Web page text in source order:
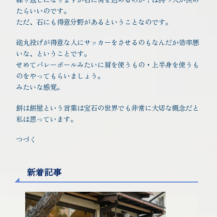
たらいいのです。
ただ、石にも得意分野があるということなのです。
砲丸投げが得意な人にサッカーをさせるのもなんだか効率悪
いな、ということです。
せめてバレーボールみたいに肩を使うもの・上半身を使うも
のをやってもらいましょう。
みたいな感覚。
餅は餅屋という言葉は宝石の世界でも非常に大切な概念だと
私は思っています。
つづく
新着記事